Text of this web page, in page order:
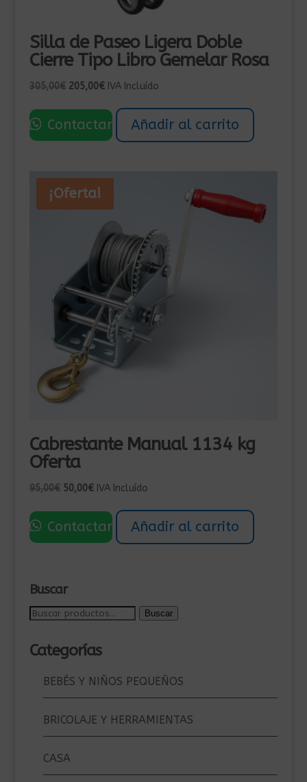
Silla de Paseo Ligera Doble
Cierre Tipo Libro Gemelar Rosa
305,00€ El
original
era:
205,00€El
actual
es:
IVA Incluído
Contactar Añadir al carrito
¡Oferta!
Cabrestante Manual 1134 kg
Oferta
95,00€ El
original
era:
50,00€El
actual
es:
IVA Incluído
Contactar Añadir al carrito
Buscar
Buscar
Buscar
Categorías
BEBÉS Y NIÑOS PEQUEÑOS
BRICOLAJE Y HERRAMIENTAS
CASA